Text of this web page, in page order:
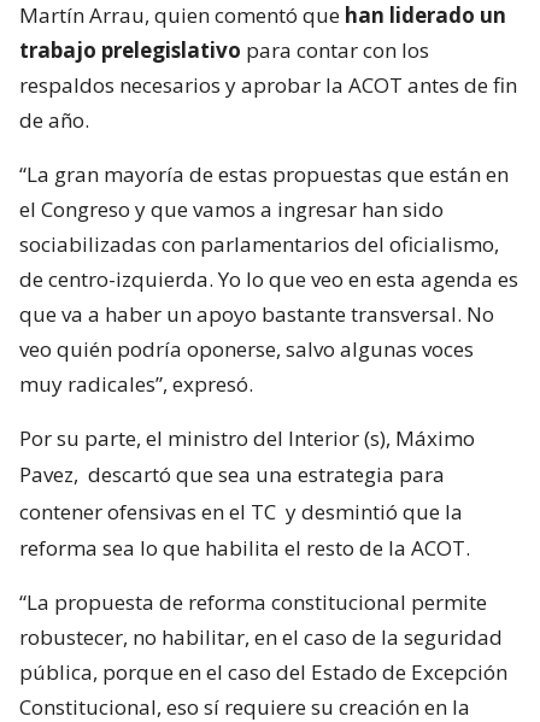
Martín Arrau, quien comentó que han liderado un
trabajo prelegislativo para contar con los
respaldos necesarios y aprobar la ACOT antes de fin
de año.
“La gran mayoría de estas propuestas que están en
el Congreso y que vamos a ingresar han sido
sociabilizadas con parlamentarios del oficialismo,
de centro-izquierda. Yo lo que veo en esta agenda es
que va a haber un apoyo bastante transversal. No
veo quién podría oponerse, salvo algunas voces
muy radicales”, expresó.
Por su parte, el ministro del Interior (s), Máximo
Pavez, descartó que sea una estrategia para
contener ofensivas en el TC y desmintió que la
reforma sea lo que habilita el resto de la ACOT.
“La propuesta de reforma constitucional permite
robustecer, no habilitar, en el caso de la seguridad
pública, porque en el caso del Estado de Excepción
Constitucional, eso sí requiere su creación en la